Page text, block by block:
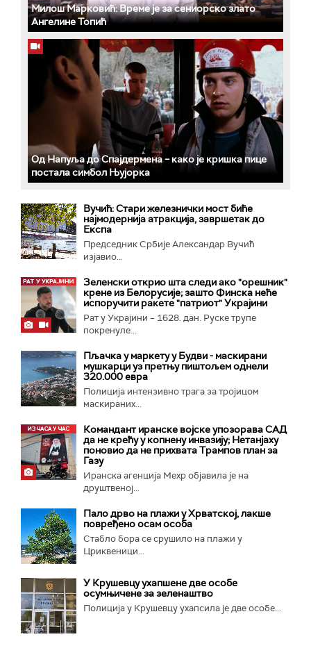
Милош Марковић: Време је за сениорско злато
Ангелине Топић
Од Напуља до Спајдермена – како је кришка пице
постала симбол Њујорка
Вучић: Стари железнички мост биће
најмодернија атракција, завршетак до
Експа
Председник Србије Александар Вучић
изјавио...
Зеленски открио шта следи ако "орешник"
крене из Белорусије; зашто Финска неће
испоручити ракете "патриот" Украјини
Рат у Украјини – 1628. дан. Руске трупе
покренуле...
Пљачка у маркету у Будви - маскирани
мушкарци уз претњу пиштољем однели
320.000 евра
Полиција интензивно трага за тројицом
маскираних...
Командант иранске војске упозорава САД
да не крећу у копнену инвазију; Нетанјаху
поновио да не прихвата Трампов план за
Газу
Иранска агенција Мехр објавила је на
друштвеној...
Пало дрво на плажи у Хрватској, лакше
повређено осам особа
Стабло бора се срушило на плажи у
Цриквеници...
У Крушевцу ухапшене две особе
осумњичене за зеленаштво
Полиција у Крушевцу ухапсила је две особе...